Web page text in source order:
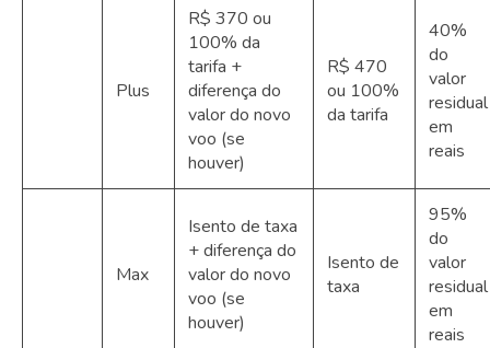
Plus
R$ 370 ou
100% da
tarifa +
diferença do
valor do novo
voo (se
houver)
R$ 470
ou 100%
da tarifa
40%
do
valor
residual
em
reais
Max
Isento de taxa
+ diferença do
valor do novo
voo (se
houver)
Isento de
taxa
95%
do
valor
residual
em
reais